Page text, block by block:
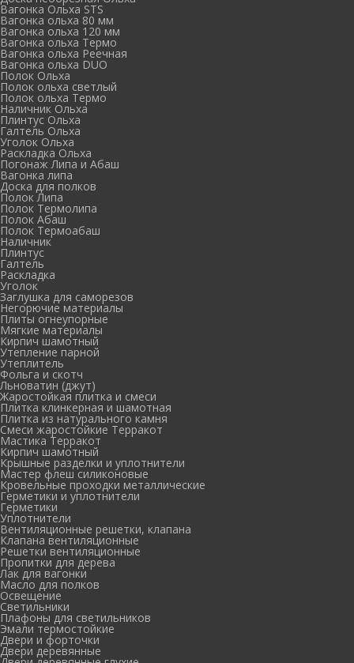
Вагонка Ольха STS
Вагонка ольха 80 мм
Вагонка ольха 120 мм
Вагонка ольха Термо
Вагонка ольха Реечная
Вагонка ольха DUO
Полок Ольха
Полок ольха светлый
Полок ольха Термо
Наличник Ольха
Плинтус Ольха
Галтель Ольха
Уголок Ольха
Раскладка Ольха
Погонаж Липа и Абаш
Вагонка липа
Доска для полков
Полок Липа
Полок Термолипа
Полок Абаш
Полок Термоабаш
Наличник
Плинтус
Галтель
Раскладка
Уголок
Заглушка для саморезов
Негорючие материалы
Плиты огнеупорные
Мягкие материалы
Кирпич шамотный
Утепление парной
Утеплитель
Фольга и скотч
Льноватин (джут)
Жаростойкая плитка и смеси
Плитка клинкерная и шамотная
Плитка из натурального камня
Смеси жаростойкие Терракот
Мастика Терракот
Кирпич шамотный
Крышные разделки и уплотнители
Мастер флеш силиконовые
Кровельные проходки металлические
Герметики и уплотнители
Герметики
Уплотнители
Вентиляционные решетки, клапана
Клапана вентиляционные
Решетки вентиляционные
Пропитки для дерева
Лак для вагонки
Масло для полков
Освещение
Светильники
Плафоны для светильников
Эмали термостойкие
Двери и форточки
Двери деревянные